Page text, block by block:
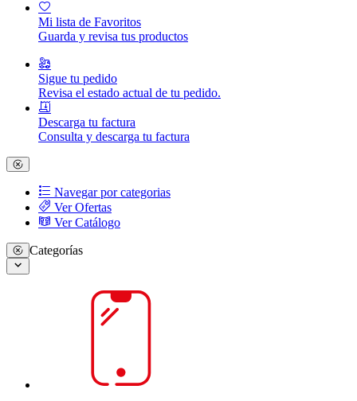
Mi lista de Favoritos
Guarda y revisa tus productos
Sigue tu pedido
Revisa el estado actual de tu pedido.
Descarga tu factura
Consulta y descarga tu factura
Navegar por categorias
Ver Ofertas
Ver Catálogo
Categorías